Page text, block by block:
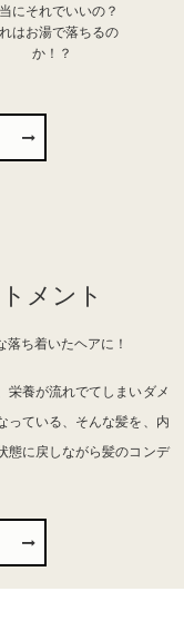
にそれでいいの？
はお湯で落ちるの
か！？
メント
ち着いたヘアに！
栄養が流れでてしまいダメ
っている、そんな髪を、内
態に戻しながら髪のコンデ